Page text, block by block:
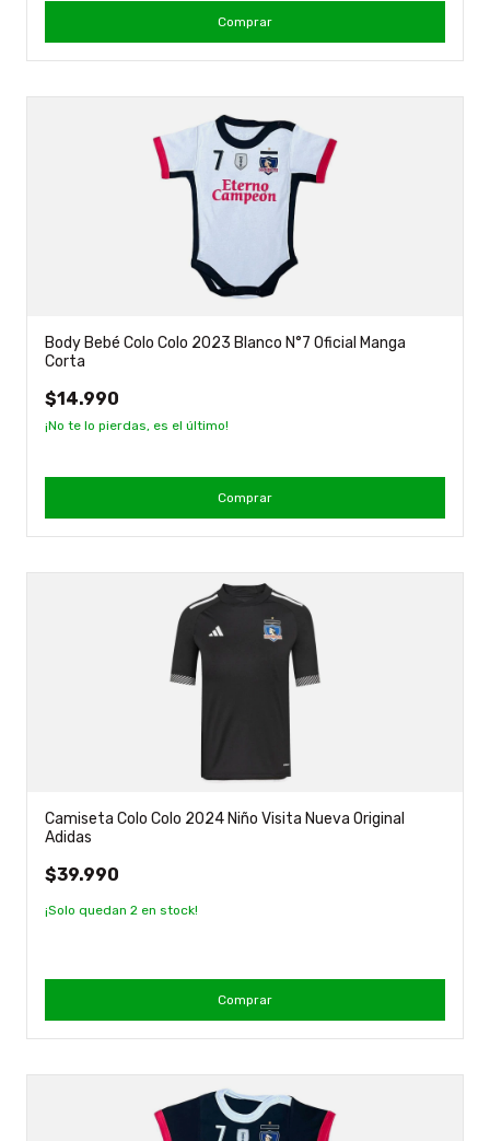
Comprar
Body Bebé Colo Colo 2023 Blanco N°7 Oficial Manga
Corta
$14.990
¡No te lo pierdas, es el último!
Comprar
Camiseta Colo Colo 2024 Niño Visita Nueva Original
Adidas
$39.990
¡Solo quedan 2 en stock!
Comprar